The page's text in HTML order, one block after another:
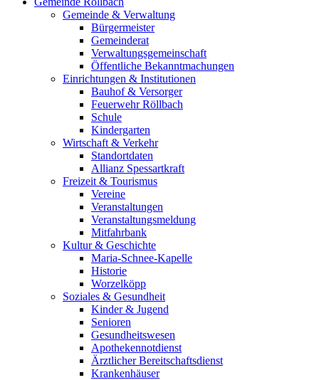
Gemeinde & Verwaltung
Bürgermeister
Gemeinderat
Verwaltungsgemeinschaft
Öffentliche Bekanntmachungen
Einrichtungen & Institutionen
Bauhof & Versorger
Feuerwehr Röllbach
Schule
Kindergarten
Wirtschaft & Verkehr
Standortdaten
Allianz Spessartkraft
Freizeit & Tourismus
Vereine
Veranstaltungen
Veranstaltungsmeldung
Mitfahrbank
Kultur & Geschichte
Maria-Schnee-Kapelle
Historie
Worzelköpp
Soziales & Gesundheit
Kinder & Jugend
Senioren
Gesundheitswesen
Apothekennotdienst
Ärztlicher Bereitschaftsdienst
Krankenhäuser